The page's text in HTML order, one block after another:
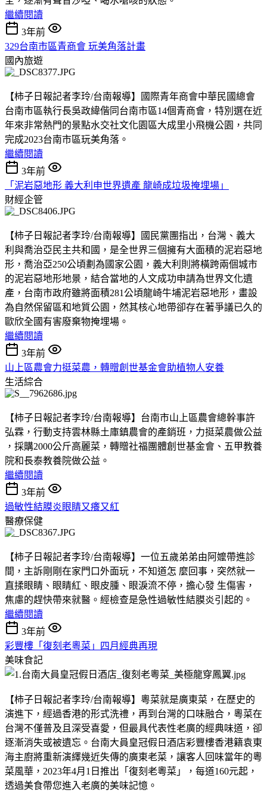
繼續閱讀
3年前
329台南市區青商會 玩美角落計畫
國內旅遊
【柿子日報記者李玲/台南報導】國際青年商會中華民國總會
台南市區執行長吳政緯偕同台南市區14個青商會，特別選在近
年來非常熱門的景點水交社文化園區大成里小飛機公園，共同
完成2023台南市區玩美角落。
繼續閱讀
3年前
「泥岩惡地形 義大利申世界遺產 龍崎成垃圾掩埋場」
財經企管
【柿子日報記者李玲/台南報導】國民黨團指出，台灣、義大
利與喬治亞民主共和國，是全世界三個擁有大面積的泥岩惡地
形，喬治亞250公頃劃為國家公園，義大利則將橫跨兩個城市
的泥岩惡地形地景，結合當地的人文成功申請為世界文化遺
產，台南市政府雖將面積281公頃龍崎牛埔泥岩惡地形，畫設
為自然保留區和地質公園，然其核心地帶卻存在著爭議已久的
歐欣全國有害廢棄物掩埋場。
繼續閱讀
3年前
山上區農會力挺菜農，轉贈創世基金會助植物人安養
生活綜合
【柿子日報記者李玲/台南報導】台南市山上區農會總幹事許
弘霖，行動支持雲林縣土庫鎮農會的產銷班，力挺菜農做公益
，採購2000公斤高麗菜，轉贈社福團體創世基金會、五甲教養
院和長泰教養院做公益。
繼續閱讀
3年前
過敏性結膜炎眼睛又癢又紅
醫療保健
【柿子日報記者李玲/台南報導】一位五歲弟弟由阿嬤帶進診
間，主訴剛剛在家門口外面玩，不知道怎 麼回事，突然就一
直揉眼睛、眼睛紅、眼皮腫、眼淚流不停，擔心發 生傷害，
焦慮的趕快帶來就醫。經檢查是急性過敏性結膜炎引起的。
繼續閱讀
3年前
彩豐樓「復刻老粵菜」四月經典再現
美味食記
【柿子日報記者李玲/台南報導】粵菜就是廣東菜，在歷史的
演進下，經過香港的形式洗禮，再到台灣的口味融合，粵菜在
台灣不僅普及且深受喜愛，但最具代表性老廣的經典味道，卻
逐漸消失或被遺忘。台南大員皇冠假日酒店彩豐樓香港籍袁東
海主廚將重新演繹幾近失傳的廣東老菜，讓客人回味當年的粵
菜風華，2023年4月1日推出「復刻老粵菜」，每道160元起，
透過美食帶您進入老廣的美味記憶。